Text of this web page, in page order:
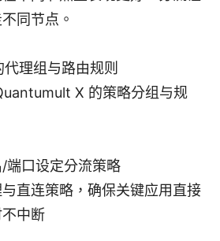
同节点。
理组与路由规则
X 的策略分组与规
端口设定分流策略
直连策略，确保关键应用直接
中断